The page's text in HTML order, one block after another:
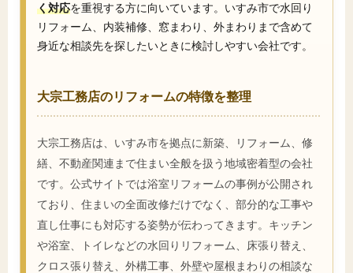
く対応を重視する方に向いています。いすみ市で水回り
リフォーム、内装補修、窓まわり、外まわりまで含めて
身近な相談先を探したいときに検討しやすい会社です。
大宗工務店のリフォームの特徴を整理
大宗工務店は、いすみ市を拠点に新築、リフォーム、修
繕、不動産関連まで住まい全般を扱う地域密着型の会社
です。公式サイトでは浴室リフォームの事例が公開され
ており、住まいの全面改修だけでなく、部分的な工事や
直し仕事にも対応する姿勢が伝わってきます。キッチン
や浴室、トイレなどの水回りリフォーム、床張り替え、
クロス張り替え、外構工事、外壁や屋根まわりの相談な